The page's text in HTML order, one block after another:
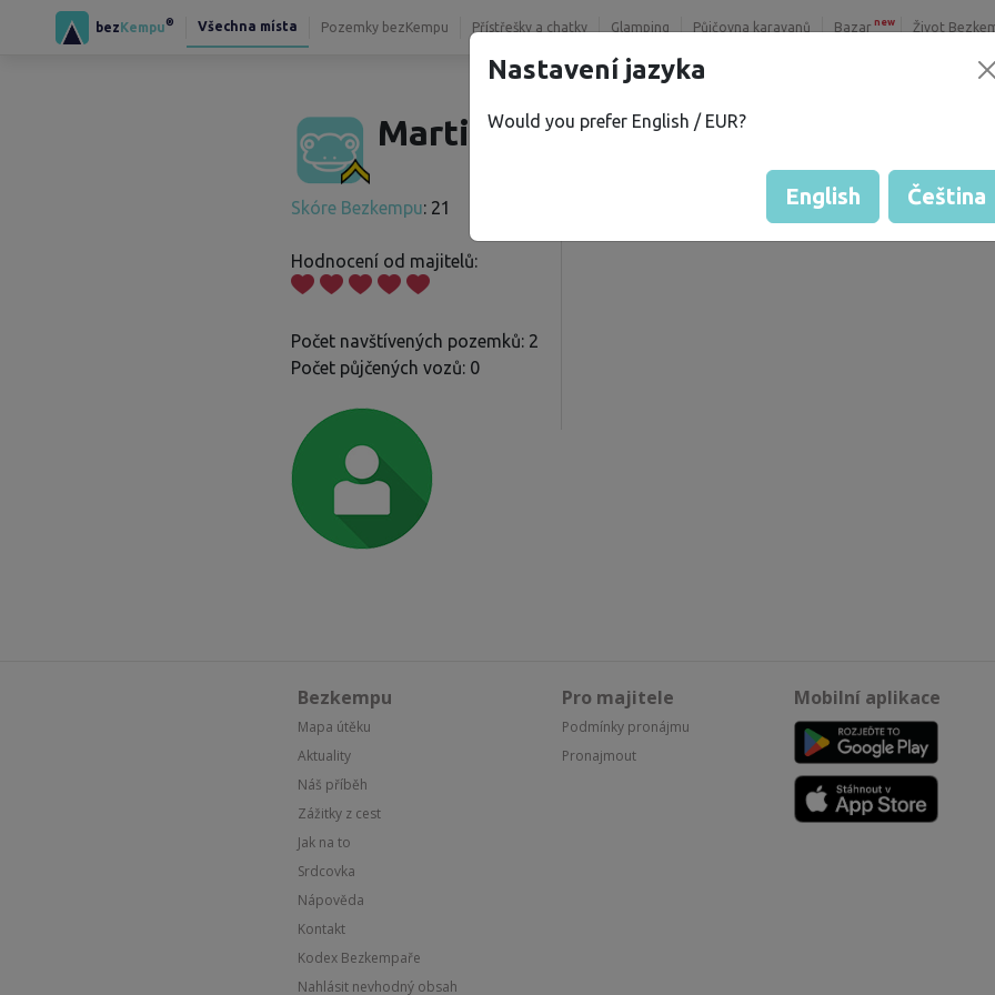
bezKempu® Všechna místa Pozemky bezKempu Přístřešky a chatky Glamping Půjčovna karavanů Bazar new Život
Martin D.
Skóre Bezkempu: 21
Hodnocení od majitelů:
Počet navštívených pozemků: 2
Počet půjčených vozů: 0
Hodnocení pozemků
Bezkempu
Mapa útěku
Aktuality
Náš příběh
Zážitky z cest
Jak na to
Srdcovka
Nápověda
Kontakt
Kodex Bezkempaře
Nahlásit nevhodný obsah
Pro majitele
Podmínky pronájmu
Pronajmout
Mobilní aplikace
Nastavení jazyka
Would you prefer English / EUR?
English Čeština